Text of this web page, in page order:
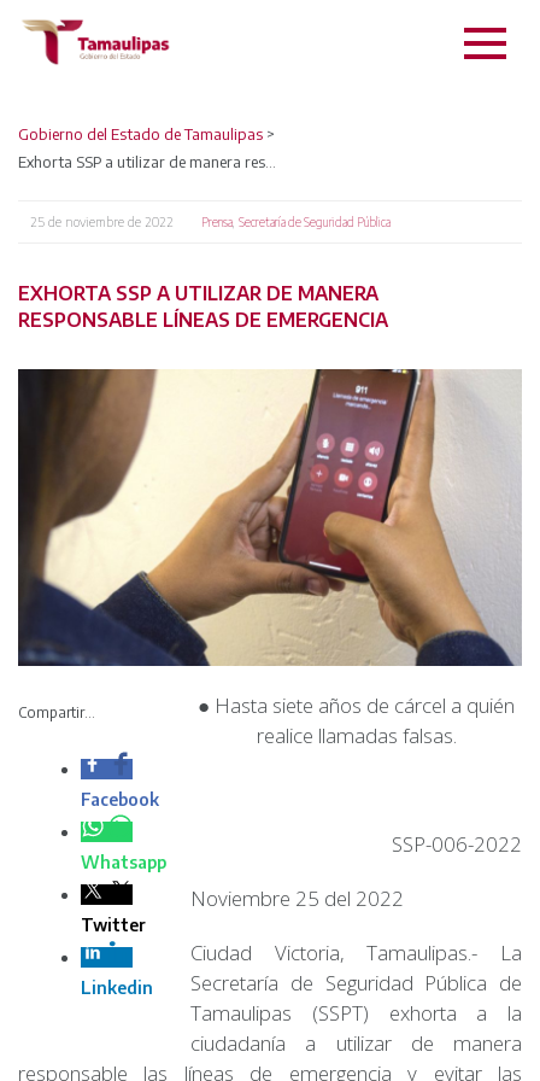
Gobierno del Estado de Tamaulipas >
25 de noviembre de 2022 Prensa,Secretaría de Seguridad Pública
EXHORTA SSP A UTILIZAR DE MANERA
RESPONSABLE LÍNEAS DE EMERGENCIA
● Hasta siete años
de cárcel a quién
SSP-006-2022
Noviembre 25 del 2022
Ciudad Victoria, Tamaulipas.- La Secretaría de Seguridad
Pública de Tamaulipas (SSPT) exhorta a la ciudadanía a
utilizar de manera responsable las líneas de emergencia y